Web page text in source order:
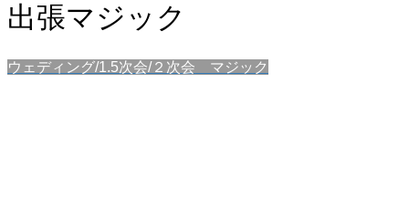
出張マジック
ウェディング/1.5次会/２次会 マジック